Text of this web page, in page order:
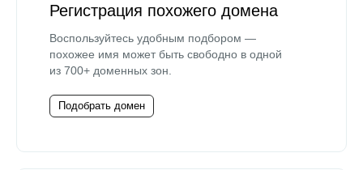
Регистрация похожего домена
Воспользуйтесь удобным подбором —
похожее имя может быть свободно в одной
из 700+ доменных зон.
Подобрать домен